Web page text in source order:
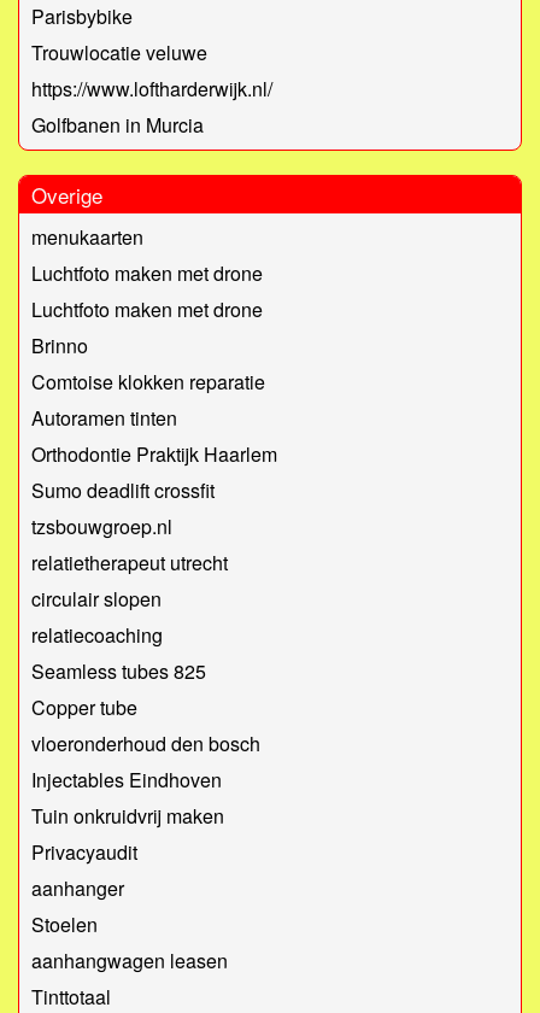
Parisbybike
Trouwlocatie veluwe
https://www.loftharderwijk.nl/
Golfbanen in Murcia
Overige
menukaarten
Luchtfoto maken met drone
Luchtfoto maken met drone
Brinno
Comtoise klokken reparatie
Autoramen tinten
Orthodontie Praktijk Haarlem
Sumo deadlift crossfit
tzsbouwgroep.nl
relatietherapeut utrecht
circulair slopen
relatiecoaching
Seamless tubes 825
Copper tube
vloeronderhoud den bosch
Injectables Eindhoven
Tuin onkruidvrij maken
Privacyaudit
aanhanger
Stoelen
aanhangwagen leasen
Tinttotaal